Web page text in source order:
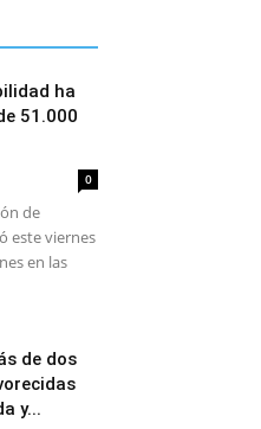
ha
51.000
0
de
este viernes
en las
de dos
y...